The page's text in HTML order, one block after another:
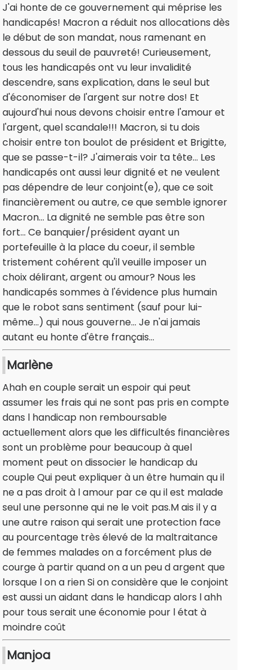
J'ai honte de ce gouvernement qui méprise les
handicapés! Macron a réduit nos allocations dès
le début de son mandat, nous ramenant en
dessous du seuil de pauvreté! Curieusement,
tous les handicapés ont vu leur invalidité
descendre, sans explication, dans le seul but
d'économiser de l'argent sur notre dos! Et
aujourd'hui nous devons choisir entre l'amour et
l'argent, quel scandale!!! Macron, si tu dois
choisir entre ton boulot de président et Brigitte,
que se passe-t-il? J'aimerais voir ta tête... Les
handicapés ont aussi leur dignité et ne veulent
pas dépendre de leur conjoint(e), que ce soit
financièrement ou autre, ce que semble ignorer
Macron... La dignité ne semble pas être son
fort... Ce banquier/président ayant un
portefeuille à la place du coeur, il semble
tristement cohérent qu'il veuille imposer un
choix délirant, argent ou amour? Nous les
handicapés sommes à l'évidence plus humain
que le robot sans sentiment (sauf pour lui-
même...) qui nous gouverne... Je n'ai jamais
autant eu honte d'être français...
Marlène
Ahah en couple serait un espoir qui peut
assumer les frais qui ne sont pas pris en compte
dans l handicap non remboursable
actuellement alors que les difficultés financières
sont un problème pour beaucoup à quel
moment peut on dissocier le handicap du
couple Qui peut expliquer à un être humain qu il
ne a pas droit à l amour par ce qu il est malade
seul une personne qui ne le voit pas.M ais il y a
une autre raison qui serait une protection face
au pourcentage très élevé de la maltraitance
de femmes malades on a forcément plus de
courge à partir quand on a un peu d argent que
lorsque l on a rien Si on considère que le conjoint
est aussi un aidant dans le handicap alors l ahh
pour tous serait une économie pour l état à
moindre coût
Manjoa